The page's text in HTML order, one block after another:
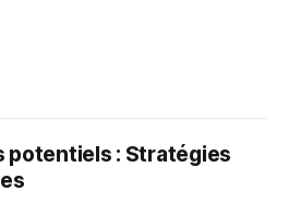
potentiels : Stratégies